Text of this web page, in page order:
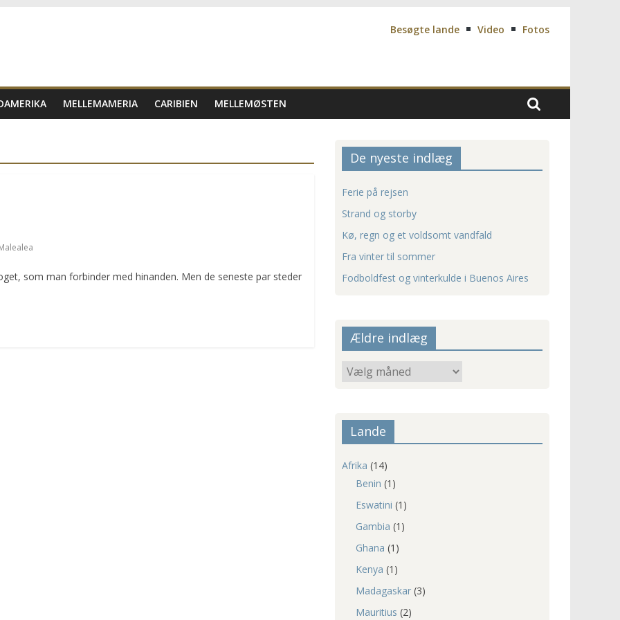
Besøgte lande Video Fotos
MELLEMAMERIA CARIBIEN MELLEMØSTEN
som man forbinder med hinanden. Men de seneste par steder
De nyeste indlæg
Ferie på rejsen
Strand og storby
Kø, regn og et voldsomt vandfald
Fra vinter til sommer
Fodboldfest og vinterkulde i Buenos Aires
Ældre indlæg
Ældre
Lande
Afrika (14)
Benin (1)
Eswatini (1)
Gambia (1)
Ghana (1)
Kenya (1)
Madagaskar (3)
Mauritius (2)